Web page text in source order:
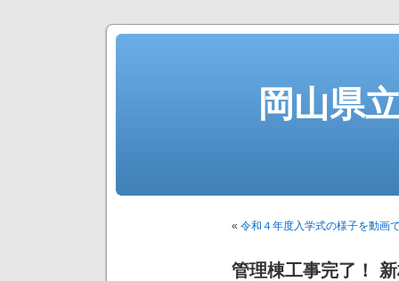
岡山県
« 令和４年度入学式の様子を動画
管理棟工事完了！